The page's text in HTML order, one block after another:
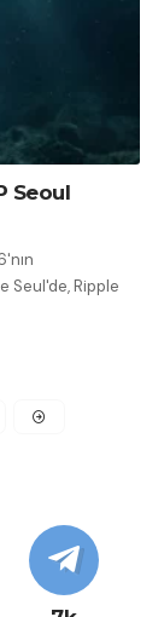
Seoul
Seul'de, Ripple